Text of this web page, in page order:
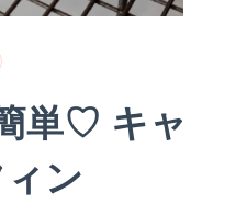
単♡ キャ
ン